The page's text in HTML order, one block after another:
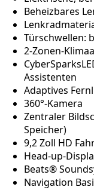
Beheizbares
Türschwellen:
2-Zonen-
Assistenten
Adaptives
360°-Kamera
Zentraler
Speicher)
9,2 Zoll HD
Head-up-
Beats®
Navigation